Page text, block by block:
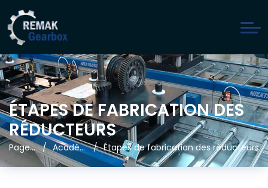
ÉTAPES DE FABRICATION DES
RÉDUCTEURS
Page d'accueil Académie Remak Étapes de fabrication des réducteurs